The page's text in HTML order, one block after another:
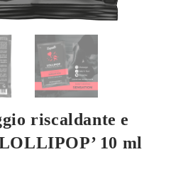
riscaldante e
10 ml